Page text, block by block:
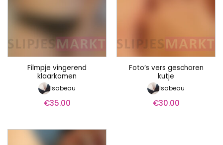
Filmpje vingerend
klaarkomen
Isabeau
€35.00
Foto’s vers geschoren
kutje
Isabeau
€30.00